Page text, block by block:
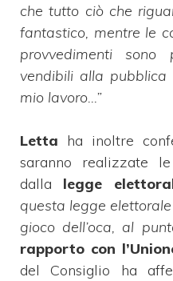
che tutto ciò che
fantastico, mentre le
provvedimenti
vendibili alla
mio lavoro…”
Letta ha inoltre
saranno realizzate le
dalla legge
questa legge
gioco dell’oca, al
rapporto con
del Consiglio ha